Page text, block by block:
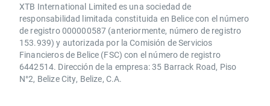
XTB International Limited es una sociedad de
responsabilidad limitada constituida en Belice con el número
de registro 000000587 (anteriormente, número de registro
153.939) y autorizada por la Comisión de Servicios
Financieros de Belice (FSC) con el número de registro
6442514. Dirección de la empresa: 35 Barrack Road, Piso
N°2, Belize City, Belize, C.A.